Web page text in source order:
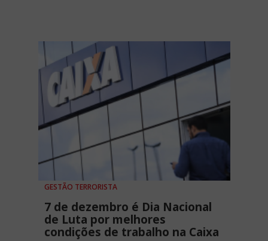
GESTÃO TERRORISTA
7 de dezembro é Dia Nacional
de Luta por melhores
condições de trabalho na Caixa